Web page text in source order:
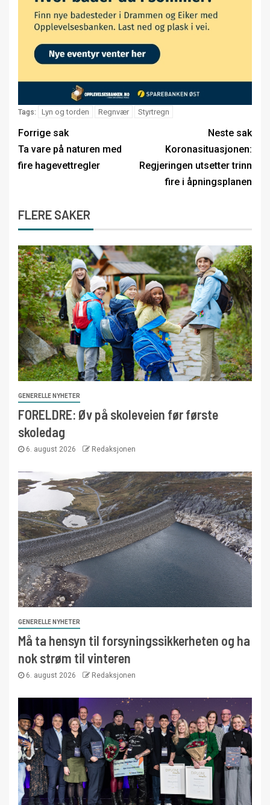
Tags: Lyn og torden Regnvær Styrtregn
Forrige sak
Ta vare på naturen med
fire hagevettregler
Neste sak
Koronasituasjonen:
Regjeringen utsetter trinn
fire i åpningsplanen
FLERE SAKER
GENERELLE NYHETER
FORELDRE: Øv på skoleveien før første
skoledag
6. august 2026 Redaksjonen
GENERELLE NYHETER
Må ta hensyn til forsyningssikkerheten og ha
nok strøm til vinteren
6. august 2026 Redaksjonen